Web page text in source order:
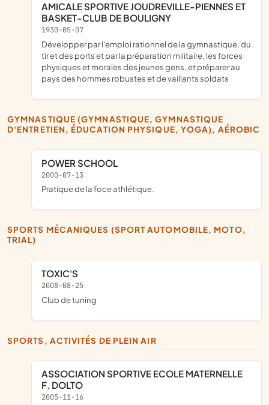
AMICALE SPORTIVE JOUDREVILLE-PIENNES ET
BASKET-CLUB DE BOULIGNY
1930-05-07
développer par l'emploi rationnel de la gymnastique, du
tir et des ports et par la préparation militaire, les forces
physiques et morales des jeunes gens, et préparer au
pays des hommes robustes et de vaillants soldats
GYMNASTIQUE (GYMNASTIQUE, GYMNASTIQUE
D'ENTRETIEN, ÉDUCATION PHYSIQUE, YOGA), AÉROBIC
POWER SCHOOL
2000-07-13
pratique de la foce athlétique.
SPORTS MÉCANIQUES (SPORT AUTOMOBILE, MOTO,
TRIAL)
TOXIC'S
2008-08-25
club de tuning
SPORTS, ACTIVITÉS DE PLEIN AIR
ASSOCIATION SPORTIVE ECOLE MATERNELLE
F. DOLTO
2005-11-16